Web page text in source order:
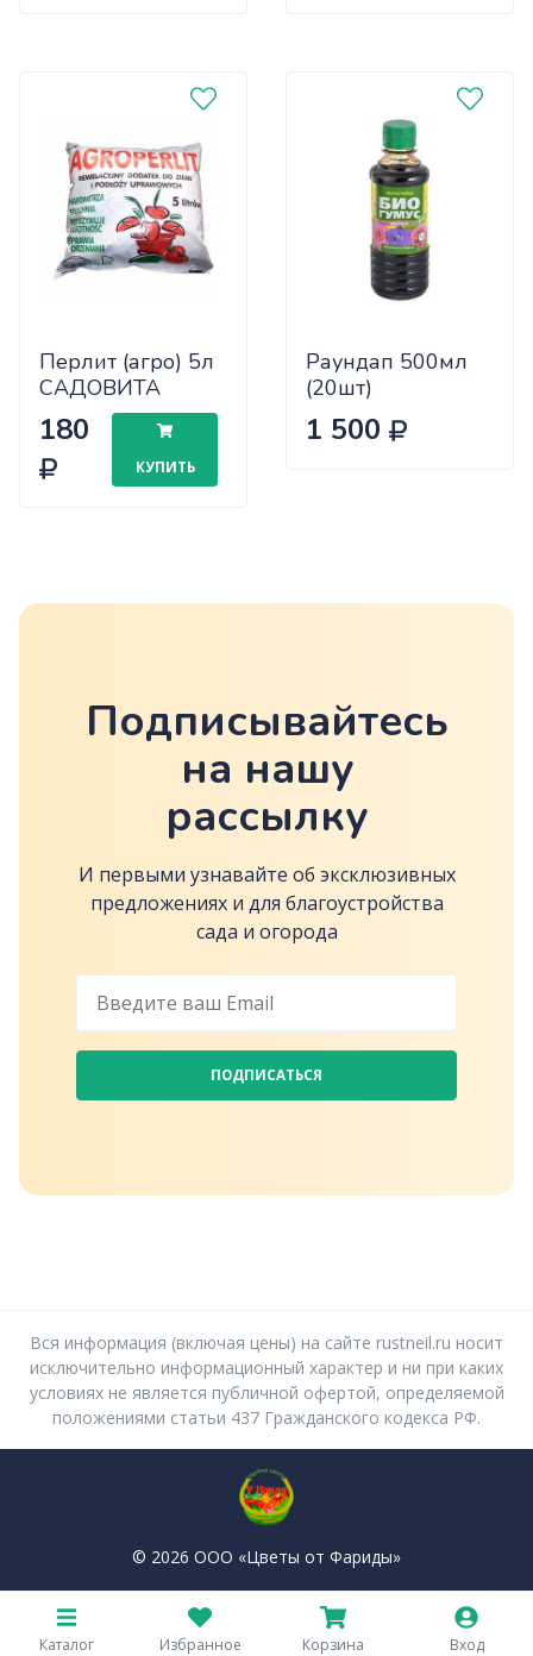
Перлит (агро) 5л
САДОВИТА
х10/300
180
КУПИТЬ
Раундап 500мл
(20шт)
1 500
Подписывайтесь
на нашу
рассылку
И первыми узнавайте об эксклюзивных
предложениях и для благоустройства
сада и огорода
ПОДПИСАТЬСЯ
Вся информация (включая цены) на сайте rustneil.ru носит
исключительно информационный характер и ни при каких
условиях не является публичной офертой, определяемой
положениями статьи 437 Гражданского кодекса РФ.
© 2026 ООО «Цветы от Фариды»
Политика конфиденциальности
Пользовательское соглашение
Каталог Избранное Корзина Вход